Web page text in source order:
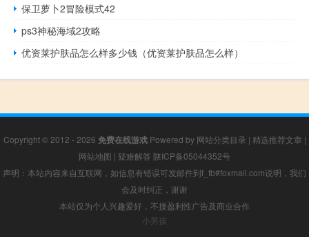
保卫萝卜2冒险模式42
ps3神秘海域2攻略
优资莱护肤品怎么样多少钱（优资莱护肤品怎么样）
Copyright © 2012 - 2026 免费在线游戏Powered by 网站分类目录 | 精选推荐文章 |
网站地图 | 疑难解答 陕ICP备05044352号
声明：本站内容来自互联网，如信息有错误可发邮件到f_fb#foxmail.com说明，我们
会及时纠正，谢谢
本站仅为个人兴趣爱好，不接盈利性广告及商业合作
小男孩